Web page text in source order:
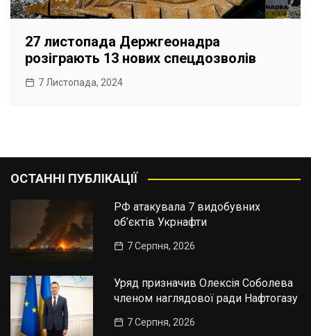
27 листопада Держгеонадра
розіграють 13 нових спецдозволів
7 Листопада, 2024
ОСТАННІ ПУБЛІКАЦІЇ
РФ атакувала 7 видобувних
об’єктів Укрнафти
7 Серпня, 2026
Уряд призначив Олексія Соболева
членом наглядової ради Нафтогазу
7 Серпня, 2026